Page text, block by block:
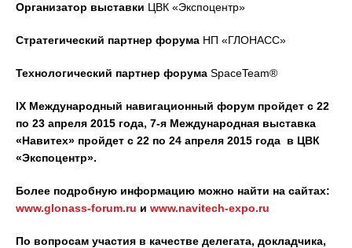
Организатор выставки ЦВК «Экспоцентр»
Стратегический партнер форума НП «ГЛОНАСС»
Технологический партнер форума SpaceTeam®
IX Международный навигационный форум пройдет с 22
по 23 апреля 2015 года, 7-я Международная выставка
«Навитех» пройдет с 22 по 24 апреля 2015 года в ЦВК
«Экспоцентр».
Более подробную информацию можно найти на сайтах:
www.glonass-forum.ru и www.navitech-expo.ru
По вопросам участия в качестве делегата, докладчика,